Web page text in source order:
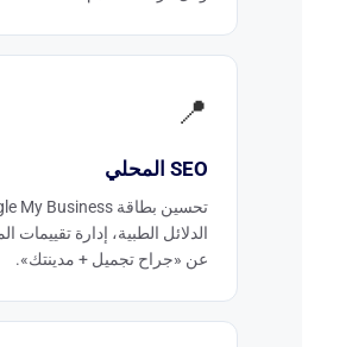
📍
SEO المحلي
الدلائل الطبية، إدارة
عن «جراح تجميل + مدينتك».